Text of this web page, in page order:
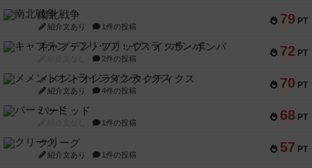
79 PT
南北戦争
紹介文あり 1件の投稿
72 PT
キャプテン・フリップ：イスラ・ボンバ
2件の投稿
70 PT
メメントオンラインタクティクス
紹介文あり 4件の投稿
68 PT
パーミッド
1件の投稿
57 PT
クリーグ
紹介文あり 1件の投稿